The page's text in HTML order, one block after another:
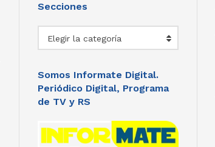
Secciones
Elegir la categoría
Somos Informate Digital.
Periódico Digital, Programa
de TV y RS